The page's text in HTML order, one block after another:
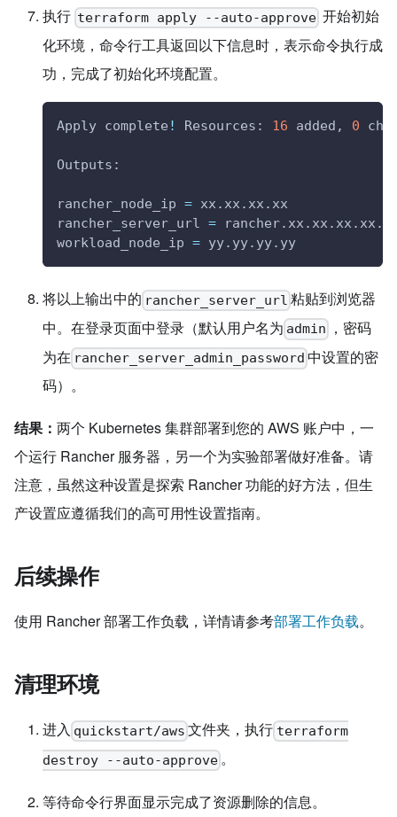
执行 terraform apply --auto-approve 开始初始
化环境，命令行工具返回以下信息时，表示命令执行成
功，完成了初始化环境配置。
Apply complete ! Resources: 16 added, 0
Outputs:
rancher_node_ip = xx.xx.xx.xx
rancher_server_url =
workload_node_ip = yy.yy.yy.yy
将以上输出中的 rancher_server_url 粘贴到浏览器
中。在登录页面中登录（默认用户名为 admin
，密码
为在 rancher_server_admin_password 中设置的密
码）。
结果： 两个 Kubernetes 集群部署到您的 AWS 账户中，一
个运行 Rancher 服务器，另一个为实验部署做好准备。请
注意，虽然这种设置是探索 Rancher 功能的好方法，但生
产设置应遵循我们的高可用性设置指南。
后续操作
使用 Rancher 部署工作负载，详情请参考部署工作负载。
清理环境
进入 quickstart/aws 文件夹，执行 terraform
destroy --auto-approve 。
等待命令行界面显示完成了资源删除的信息。